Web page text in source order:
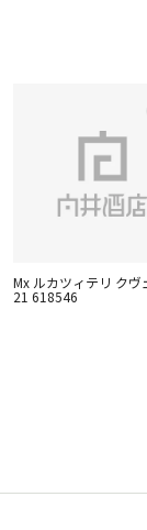
Mx ルカツィテリ クヴ
21 618546